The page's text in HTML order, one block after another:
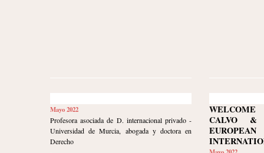
Mayo 2022
Profesora asociada de D. internacional privado -
Universidad de Murcia, abogada y doctora en
Derecho
CALVO &